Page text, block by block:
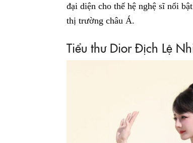
đại diện cho thế hệ nghệ sĩ nổi
thị trường châu Á.
Tiểu thư Dior Địch Lệ